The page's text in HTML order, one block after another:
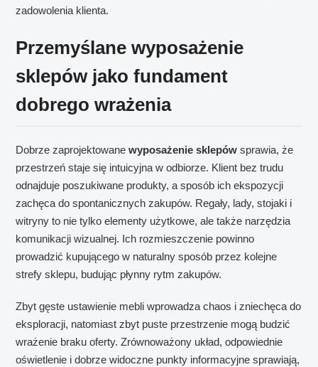
zadowolenia klienta.
Przemyślane wyposażenie
sklepów jako fundament
dobrego wrażenia
Dobrze zaprojektowanewyposażenie sklepów sprawia, że
przestrzeń staje się intuicyjna w odbiorze. Klient bez trudu
odnajduje poszukiwane produkty, a sposób ich ekspozycji
zachęca do spontanicznych zakupów. Regały, lady, stojaki i
witryny to nie tylko elementy użytkowe, ale także narzędzia
komunikacji wizualnej. Ich rozmieszczenie powinno
prowadzić kupującego w naturalny sposób przez kolejne
strefy sklepu, budując płynny rytm zakupów.
Zbyt gęste ustawienie mebli wprowadza chaos i zniechęca do
eksploracji, natomiast zbyt puste przestrzenie mogą budzić
wrażenie braku oferty. Zrównoważony układ, odpowiednie
oświetlenie i dobrze widoczne punkty informacyjne sprawiają,